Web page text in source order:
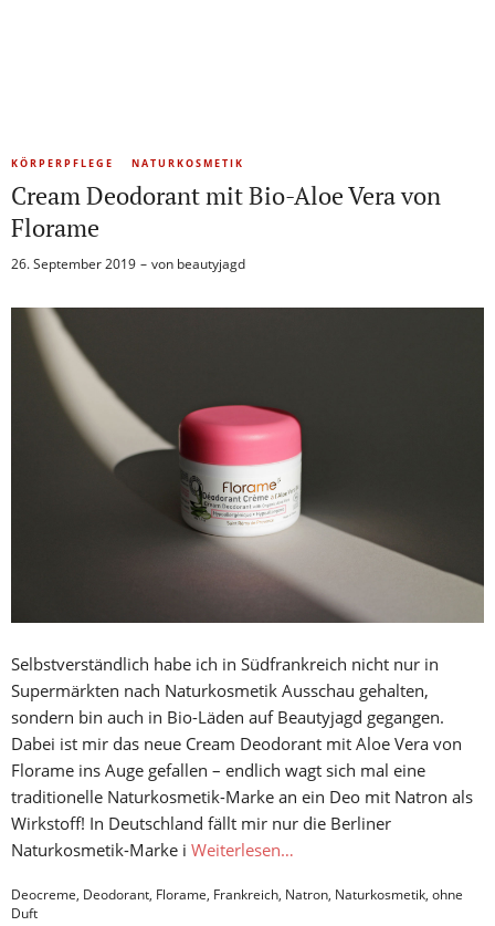
KÖRPERPFLEGE NATURKOSMETIK
Cream Deodorant mit Bio-Aloe Vera von
Florame
26. September 2019 von beautyjagd
Selbstverständlich habe ich in Südfrankreich nicht nur in
Supermärkten nach Naturkosmetik Ausschau gehalten,
sondern bin auch in Bio-Läden auf Beautyjagd gegangen.
Dabei ist mir das neue Cream Deodorant mit Aloe Vera von
Florame ins Auge gefallen – endlich wagt sich mal eine
traditionelle Naturkosmetik-Marke an ein Deo mit Natron als
Wirkstoff! In Deutschland fällt mir nur die Berliner
Naturkosmetik-Marke i Weiterlesen…
Deocreme, Deodorant, Florame, Frankreich, Natron, Naturkosmetik, ohne
Duft